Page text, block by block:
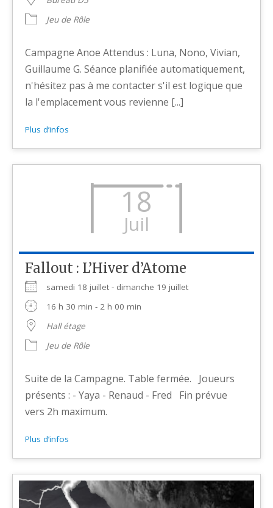
Jeu de Rôle
Campagne Anoe Attendus : Luna, Nono, Vivian,
Guillaume G. Séance planifiée automatiquement,
n'hésitez pas à me contacter s'il est logique que
la l'emplacement vous revienne [...]
Plus d’infos
18
Juil
Fallout : L’Hiver d’Atome
samedi 18 juillet - dimanche 19 juillet
16 h 30 min - 2 h 00 min
Hall étage
Jeu de Rôle
Suite de la Campagne. Table fermée. Joueurs
présents : - Yaya - Renaud - Fred Fin prévue
vers 2h maximum.
Plus d’infos